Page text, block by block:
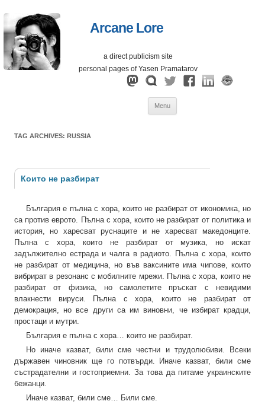
Arcane Lore
a direct publicism site
personal pages of Yasen Pramatarov
Menu
TAG ARCHIVES: RUSSIA
Които не разбират
България е пълна с хора, които не разбират от икономика, но
са против еврото. Пълна с хора, които не разбират от политика и
история, но харесват руснаците и не харесват македонците.
Пълна с хора, които не разбират от музика, но искат
задължително естрада и чалга в радиото. Пълна с хора, които
не разбират от медицина, но във ваксините има чипове, които
вибрират в резонанс с мобилните мрежи. Пълна с хора, които не
разбират от физика, но самолетите пръскат с невидими
влакнести вируси. Пълна с хора, които не разбират от
демокрация, но все други са им виновни, че избират крадци,
простаци и мутри.
България е пълна с хора… които не разбират.
Но иначе казват, били сме честни и трудолюбиви. Всеки
държавен чиновник ще го потвърди. Иначе казват, били сме
състрадателни и гостоприемни. За това да питаме украинските
бежанци.
Иначе казват, били сме… Били сме.